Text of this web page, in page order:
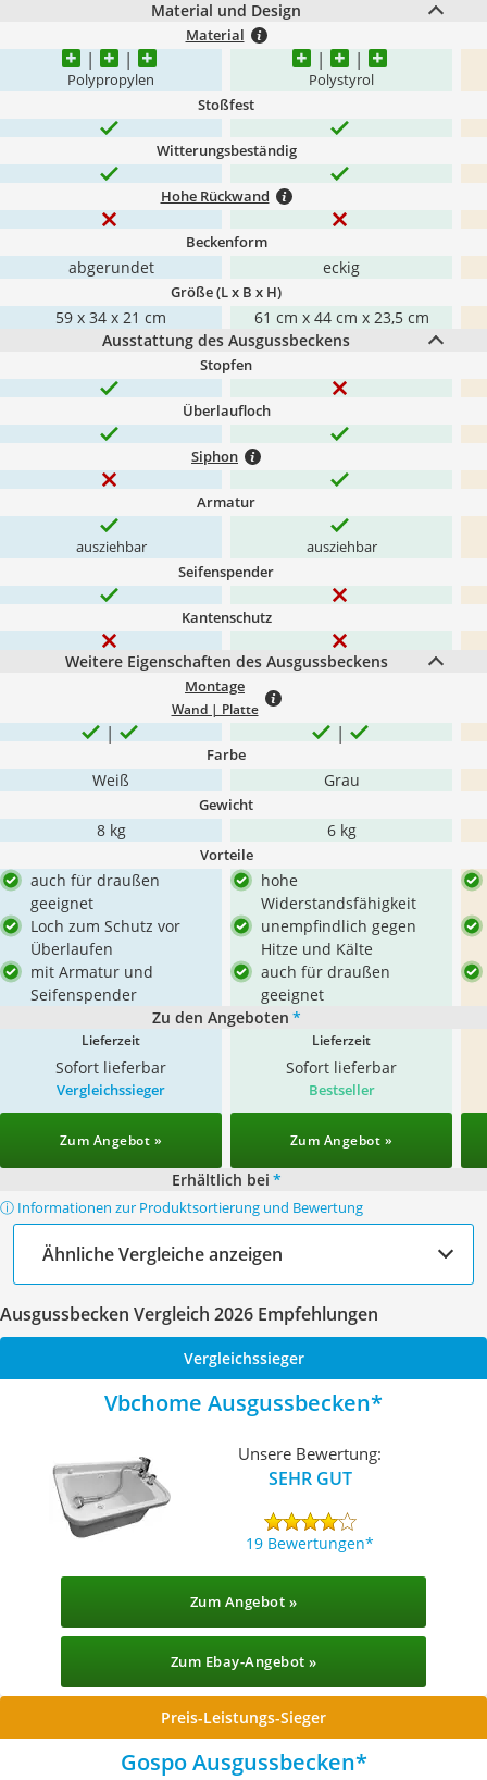
Material und Design
Material
Polypropylen Polystyrol
Stoßfest
Witterungsbeständig
Hohe Rückwand
Beckenform
abgerundet eckig
Größe (L x B x H)
59 x 34 x 21 cm
61 cm x 44 cm x 23,5 cm
Ausstattung des Ausgussbeckens
Stopfen
Überlaufloch
Siphon
Armatur
ausziehbar ausziehbar
Seifenspender
Kantenschutz
Weitere Eigenschaften des Ausgussbeckens
Montage
Wand | Platte
Farbe
Weiß Grau
Gewicht
8 kg 6 kg
Vorteile
auch für draußen
geeignet
Loch zum Schutz vor
Überlaufen
mit Armatur und
Seifenspender
hohe
Widerstandsfähigkeit
unempfindlich gegen
Hitze und Kälte
auch für draußen
geeignet
Zu den Angeboten *
Lieferzeit
Sofort lieferbar
Lieferzeit
Sofort lieferbar
Vergleichssieger
Zum Angebot »
Bestseller
Zum Angebot »
Erhältlich bei *
ⓘ Informationen zur Produktsortierung und Bewertung
Ähnliche Vergleiche anzeigen
Ausgussbecken Vergleich 2026 Empfehlungen
Vergleichssieger
Vbchome Ausgussbecken
Unsere Bewertung:
SEHR GUT
19 Bewertungen
Zum Angebot »
Zum Ebay-Angebot »
Preis-Leistungs-Sieger
Gospo Ausgussbecken